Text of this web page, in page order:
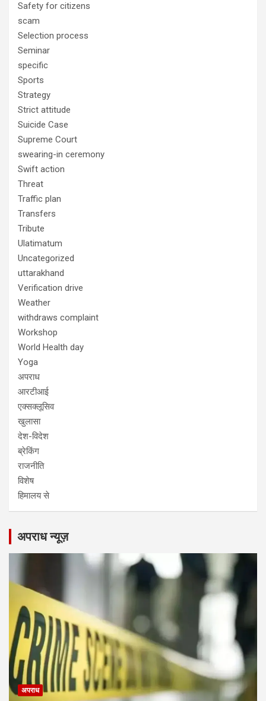
Safety for citizens
scam
Selection process
Seminar
specific
Sports
Strategy
Strict attitude
Suicide Case
Supreme Court
swearing-in ceremony
Swift action
Threat
Traffic plan
Transfers
Tribute
Ulatimatum
Uncategorized
uttarakhand
Verification drive
Weather
withdraws complaint
Workshop
World Health day
Yoga
अपराध
आरटीआई
एक्सक्लूसिव
खुलासा
देश-विदेश
ब्रेकिंग
राजनीति
विशेष
हिमालय से
अपराध न्यूज़
अपराध